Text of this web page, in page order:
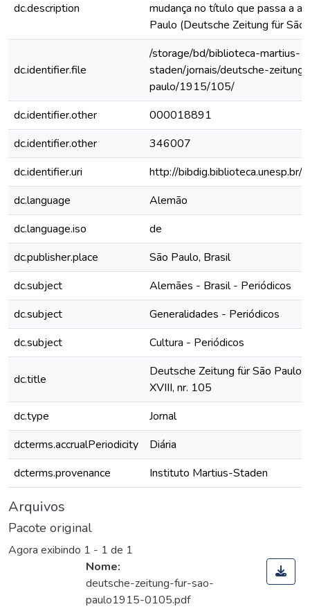
dc.description
mudança no título que passa a
Paulo (Deutsche Zeitung für São
dc.identifier.file
/storage/bd/biblioteca-martius-
staden/jornais/deutsche-
paulo/1915/105/
dc.identifier.other
000018891
dc.identifier.other
346007
dc.identifier.uri
http://
dc.language
Alemão
dc.language.iso
de
dc.publisher.place
São Paulo, Brasil
dc.subject
Alemães - Brasil - Periódicos
dc.subject
Generalidades - Periódicos
dc.subject
Cultura - Periódicos
dc.title
Deutsche Zeitung für São Paulo,
XVIII, nr. 105
dc.type
Jornal
dcterms.accrualPeriodicity
Diária
dcterms.provenance
Instituto Martius-Staden
Arquivos
Pacote original
Agora exibindo 1 - 1 de 1
Nome:
deutsche-zeitung-fur-sao-
paulo1915-0105.pdf